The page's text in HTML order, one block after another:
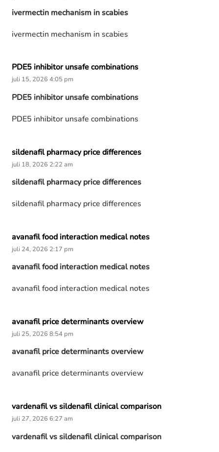
ivermectin mechanism in scabies
ivermectin mechanism in scabies
PDE5 inhibitor unsafe combinations
juli 15, 2026 4:05 pm
PDE5 inhibitor unsafe combinations
PDE5 inhibitor unsafe combinations
sildenafil pharmacy price differences
juli 18, 2026 2:22 am
sildenafil pharmacy price differences
sildenafil pharmacy price differences
avanafil food interaction medical notes
juli 24, 2026 2:17 pm
avanafil food interaction medical notes
avanafil food interaction medical notes
avanafil price determinants overview
juli 25, 2026 8:54 pm
avanafil price determinants overview
avanafil price determinants overview
vardenafil vs sildenafil clinical comparison
juli 27, 2026 6:27 am
vardenafil vs sildenafil clinical comparison